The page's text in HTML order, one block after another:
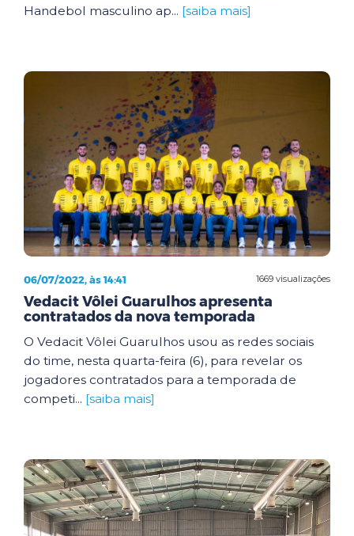
Handebol masculino ap... [saiba mais]
1669 visualizações
06/07/2022, às 14:41
Vedacit Vôlei Guarulhos apresenta
contratados da nova temporada
O Vedacit Vôlei Guarulhos usou as redes sociais
do time, nesta quarta-feira (6), para revelar os
jogadores contratados para a temporada de
competi... [saiba mais]